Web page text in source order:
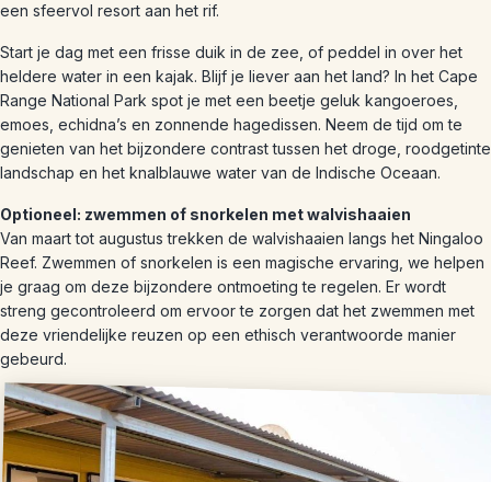
een sfeervol resort aan het rif.
Start je dag met een frisse duik in de zee, of peddel in over het
heldere water in een kajak. Blijf je liever aan het land? In het Cape
Range National Park spot je met een beetje geluk kangoeroes,
emoes, echidna’s en zonnende hagedissen. Neem de tijd om te
genieten van het bijzondere contrast tussen het droge, roodgetinte
landschap en het knalblauwe water van de Indische Oceaan.
Optioneel: zwemmen of snorkelen met walvishaaien
Van maart tot augustus trekken de walvishaaien langs het Ningaloo
Reef. Zwemmen of snorkelen is een magische ervaring, we helpen
je graag om deze bijzondere ontmoeting te regelen. Er wordt
streng gecontroleerd om ervoor te zorgen dat het zwemmen met
deze vriendelijke reuzen op een ethisch verantwoorde manier
gebeurd.